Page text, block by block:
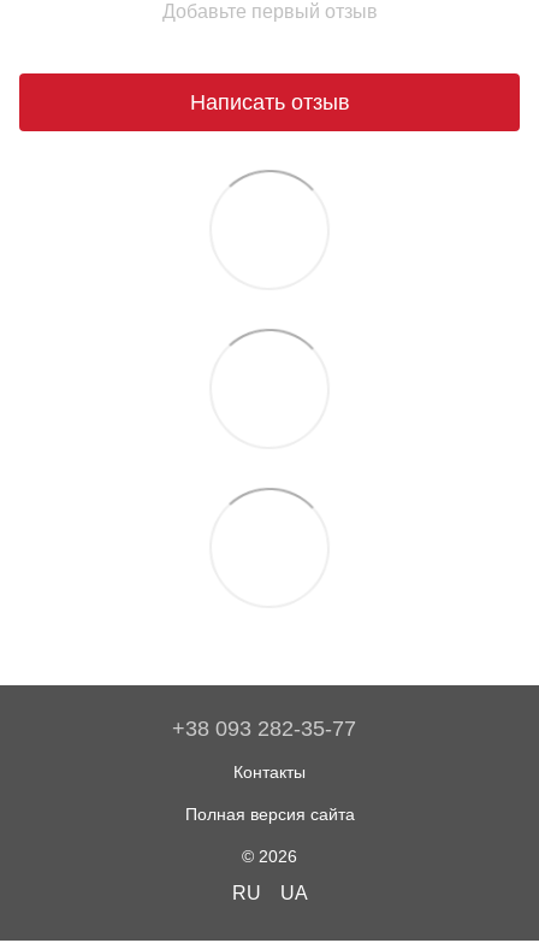
Добавьте первый отзыв
Написать отзыв
+38 093 282-35-77
Контакты
Полная версия сайта
© 2026
RU UA